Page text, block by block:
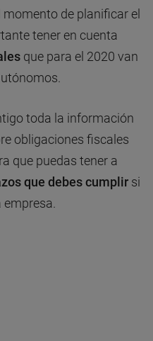
momento de planificar el
tener en cuenta
que para el 2020 van
toda la información
obligaciones fiscales
que puedas tener a
que debes cumplir si